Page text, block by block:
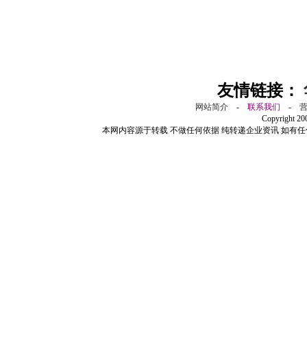
友情链接：
网站简介 - 联系我们 -
Copyright
本网内容源于转载 不做任何依据 纯转递企业资讯 如有